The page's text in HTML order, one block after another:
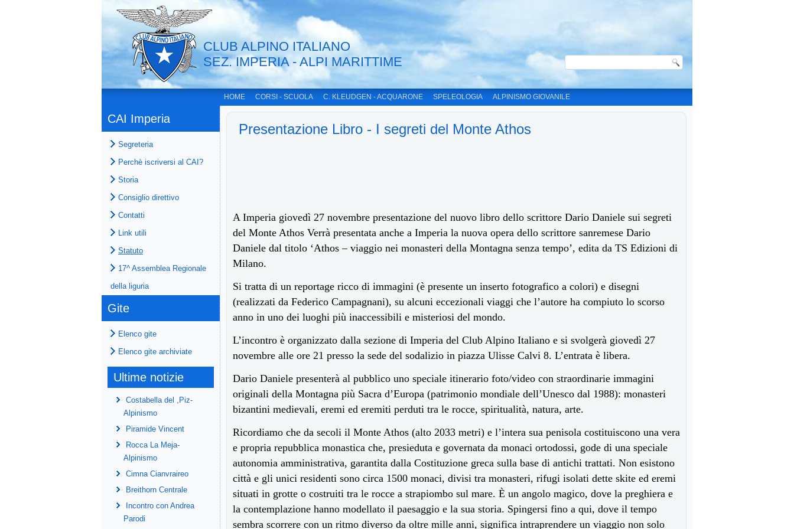
CLUB ALPINO ITALIANO
SEZ. IMPERIA - ALPI MARITTIME
HOME CORSI - SCUOLA C. KLEUDGEN - ACQUARONE SPELEOLOGIA ALPINISMO GIOVANILE
CAI Imperia
Segreteria
Perchè iscriversi al CAI?
Storia
Consiglio direttivo
Contatti
Link utili
Statuto
17^ Assemblea Regionale
della liguria
Gite
Elenco gite
Elenco gite archiviate
Ultime notizie
Costabella del ,Piz-
Alpinismo
Piramide Vincent
Rocca La Meja-
Alpinismo
Cimna Cianvraireo
Breithorn Centrale
Incontro con Andrea
Parodi
Presentazione Libro - I segreti del Monte Athos
A Imperia giovedì 27 novembre presentazione del nuovo libro dello scrittore Dario Daniele sui segreti
del Monte Athos Verrà presentata anche a Imperia la nuova opera dello scrittore sanremese Dario
Daniele dal titolo ‘Athos – viaggio nei monasteri della Montagna senza tempo’, edita da TS Edizioni di
Milano.
Si tratta di un reportage ricco di immagini (è presente un inserto fotografico a colori) e disegni
(realizzati da Federico Campagnani), su alcuni eccezionali viaggi che l’autore ha compiuto lo scorso
anno in uno dei luoghi più inaccessibili e misteriosi del mondo.
L’incontro è organizzato dalla sezione di Imperia del Club Alpino Italiano e si svolgerà giovedì 27
novembre alle ore 21 presso la sede del sodalizio in piazza Ulisse Calvi 8. L’entrata è libera.
Dario Daniele presenterà al pubblico uno speciale itinerario foto/video con straordinarie immagini
originali della Montagna più Sacra d’Europa (patrimonio mondiale dell’Unesco dal 1988): monasteri
bizantini medievali, eremi ed eremiti perduti tra le rocce, spiritualità, natura, arte.
Ricordiamo che da secoli il Monte Athos (alto 2033 metri) e l’intera sua penisola costituiscono una vera
e propria repubblica monastica che, presieduta e governata da monaci ortodossi, gode di una speciale
autonomia amministrativa, garantita dalla Costituzione greca sulla base di antichi trattati. Non esistono
città e gli unici residenti sono circa 1500 monaci, divisi tra monasteri, rifugi isolati dette skite ed eremi
situati in grotte o costruiti tra le rocce a strapiombo sul mare. È un angolo magico, dove la preghiera e
la contemplazione hanno modellato il paesaggio e la sua storia. Spingersi fino a qui, dove il tempo
sembra scorrere con un ritmo diverso da oltre mille anni, significa intraprendere un viaggio non solo